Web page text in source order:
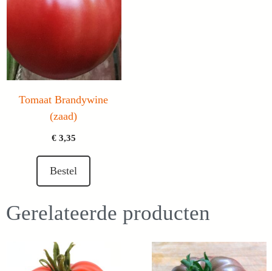
Tomaat Brandywine
(zaad)
€3,35
Bestel
Gerelateerde producten